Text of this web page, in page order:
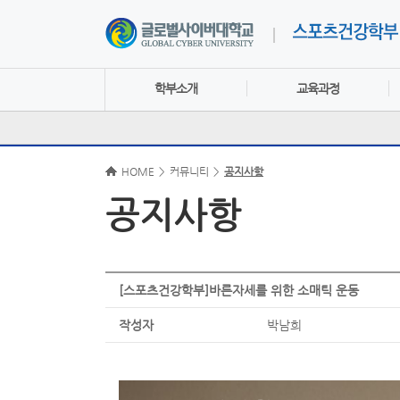
학부소개 교육과정
HOME > 커뮤니티 > 공지사항
공지사항
[스포츠건강학부]바른자세를 위한 소매틱 운동
작성자 박남희